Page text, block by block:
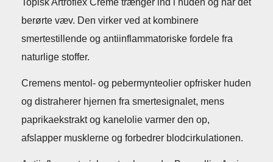
Topisk Artroflex Creme trænger ind i huden og når det
berørte væv. Den virker ved at kombinere
smertestillende og antiinflammatoriske fordele fra
naturlige stoffer.
Cremens mentol- og pebermynteolier opfrisker huden
og distraherer hjernen fra smertesignalet, mens
paprikaekstrakt og kanelolie varmer den op,
afslapper musklerne og forbedrer blodcirkulationen.